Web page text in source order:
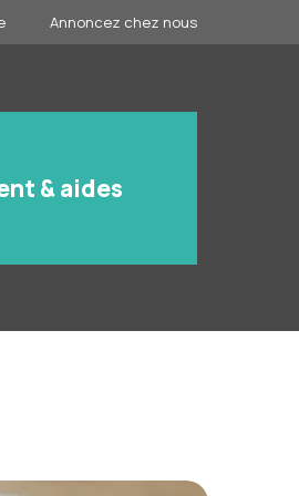
Annoncez chez nous
& aides